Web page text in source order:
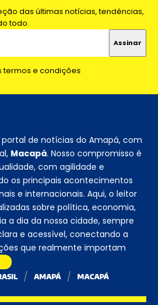
das últimas notícias, tendências,
todo.
termos e condições
de notícias do Amapá, com
Macapá. Nosso compromisso é
com agilidade e
os principais acontecimentos
e internacionais. Aqui, o leitor
sobre política, economia,
a dia da nossa cidade, sempre
e acessível, conectando a
que realmente importam
AMAPÁ MACAPÁ